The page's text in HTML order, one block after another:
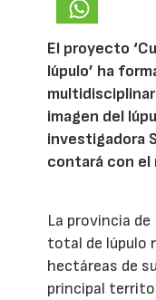
El proyecto
lúpulo’ ha
imagen del
investigadora
contará con el
La provincia
total de lúpulo
hectáreas de
principal